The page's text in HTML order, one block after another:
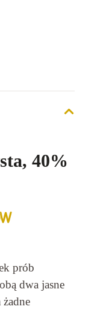
40%
prób
dwa jasne